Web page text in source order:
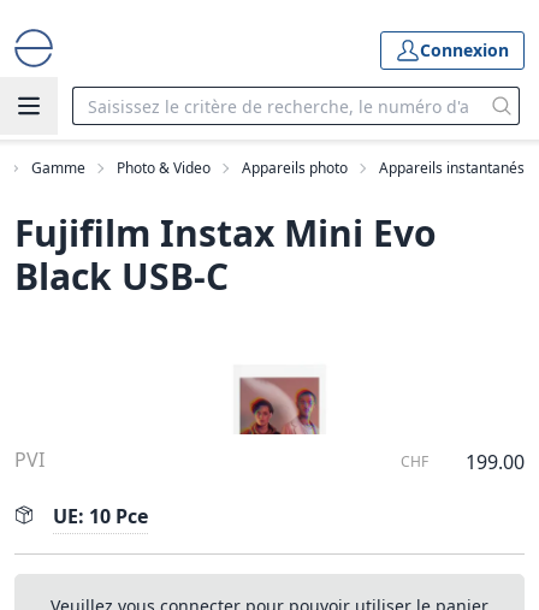
Connexion
Gamme Photo & Video Appareils photo Appareils instantanés
Fujifilm Instax Mini Evo
Black USB-C
PVI CHF 199.00
UE: 10 Pce
Veuillez vous connecter pour pouvoir utiliser le panier